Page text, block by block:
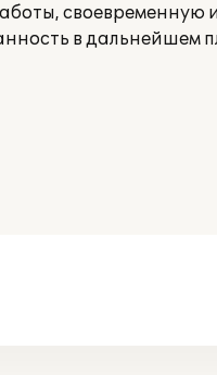
в дальнейшем